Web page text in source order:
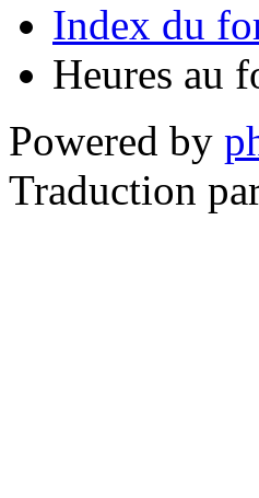
Index du
Heures au
Powered by
Traduction